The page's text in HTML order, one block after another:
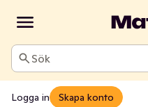
Sök
Logga in Skapa konto